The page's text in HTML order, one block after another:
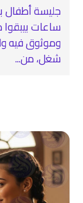
ساعات
وموثوق فيه
شغل، من...